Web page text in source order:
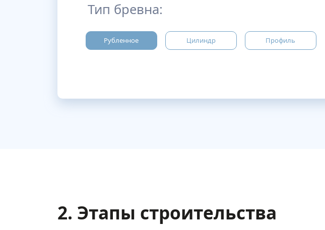
Тип бревна:
Рубленное Цилиндр Профиль
2. Этапы строительства